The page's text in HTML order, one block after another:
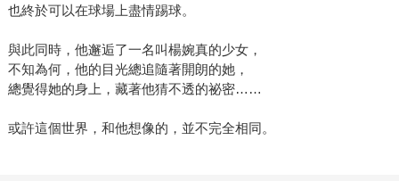
也終於可以在球場上盡情踢球。
與此同時，他邂逅了一名叫楊婉真的少女，
不知為何，他的目光總追隨著開朗的她，
總覺得她的身上，藏著他猜不透的祕密……
或許這個世界，和他想像的，並不完全相同。